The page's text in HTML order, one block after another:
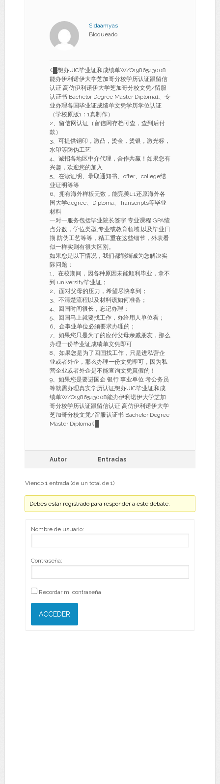
Sidaamyas
Bloqueado
☇█想办UIC毕业证和成绩单W/Q1986543008
能办伊利诺伊大学芝加哥分校学历认证跟留信
认证,高仿伊利诺伊大学芝加哥分校文凭/留服
认证书 Bachelor Degree Master Diploma1、专
业办理各国毕业证成绩单文凭学历学位认证
（学校原版1：1真制作）
2、留信网认证（留信网存档可查，查到后付
款）
3、可提供钢印，激凸，烫金，烫银，激光标，
水印等防伪工艺
4、诚招各地区中介代理，合作共赢！如果您有
兴趣，欢迎您的加入
5、在读证明、录取通知书、offer、college结
业证明等等
6、拥有海外样板无数，能完美1:1还原海外各
国大学degree、Diploma、Transcripts等毕业
材料
一对一服务包括毕业院长签字,专业课程,GPA绩
点分数，学位类型,专业或教育领域,以及毕业日
期.防伪工艺等等，精工重在这些细节，外表看
似一样实则有很大区别。
如果您是以下情况，我们都能竭诚为您解决实
际问题；
1、在校期间，因各种原因未能顺利毕业，拿不
到 university毕业证；
2、面对父母的压力，希望尽快拿到；
3、不清楚流程以及材料该如何准备；
4、回国时间很长，忘记办理；
5、回国马上就要找工作，办给用人单位看；
6、企事业单位必须要求办理的；
7、如果您只是为了的应付父母亲戚朋友，那么
办理一份毕业证成绩单文凭即可
8、如果您是为了回国找工作，只是进私营企
业或者外企，那么办理一份文凭即可，因为私
营企业或者外企是不能查询文凭真假的！
9、如果您是要进国企 银行 事业单位 考公务员
等就需办理真实学历认证想办UIC毕业证和成
绩单W/Q1986543008能办伊利诺伊大学芝加
哥分校学历认证跟留信认证,高仿伊利诺伊大学
芝加哥分校文凭/留服认证书 Bachelor Degree
Master Diploma☇█
Autor Entradas
Viendo 1 entrada (de un total de 1)
Debes estar registrado para responder a este debate.
Nombre de usuario:
Contraseña:
Recordar mi contraseña
ACCEDER